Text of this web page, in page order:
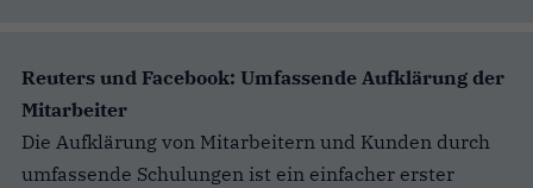
Reuters und Facebook: Umfassende Aufklärung der
Mitarbeiter
Die Aufklärung von Mitarbeitern und Kunden durch
umfassende Schulungen ist ein einfacher erster